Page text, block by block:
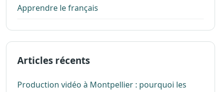
Apprendre le français
Articles récents
Production vidéo à Montpellier : pourquoi les